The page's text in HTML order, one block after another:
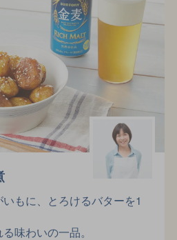
もに、とろけるバターを1
味わいの一品。